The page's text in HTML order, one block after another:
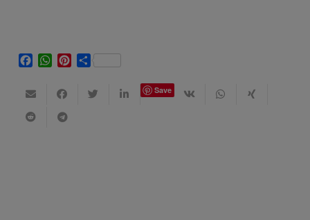
Facebook
WhatsApp
Pinterest
Share
Save